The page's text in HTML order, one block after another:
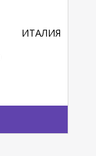
ИТАЛИЯ